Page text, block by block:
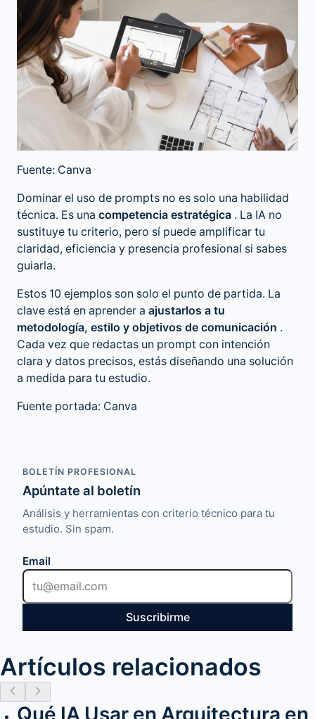
Fuente: Canva
Dominar el uso de prompts no es solo una habilidad
técnica. Es una competencia estratégica . La IA no
sustituye tu criterio, pero sí puede amplificar tu
claridad, eficiencia y presencia profesional si sabes
guiarla.
Estos 10 ejemplos son solo el punto de partida. La
clave está en aprender a ajustarlos a tu
metodología, estilo y objetivos de comunicación .
Cada vez que redactas un prompt con intención
clara y datos precisos, estás diseñando una solución
a medida para tu estudio.
Fuente portada: Canva
BOLETÍN PROFESIONAL
Apúntate al boletín
Análisis y herramientas con criterio técnico para tu
estudio. Sin spam.
Email
Suscribirme
Artículos relacionados